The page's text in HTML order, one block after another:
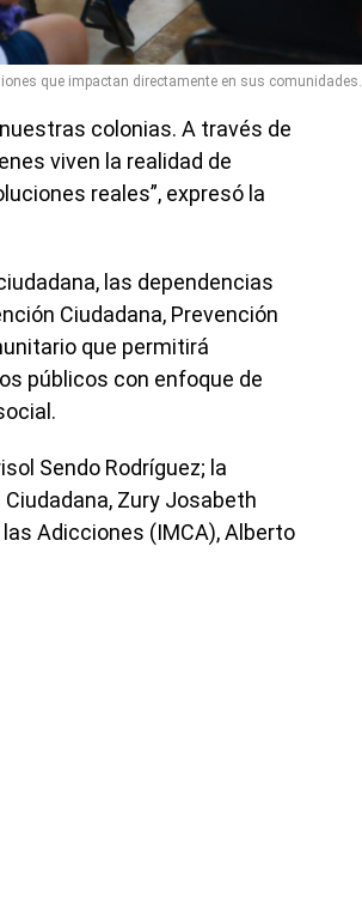
que impactan directamente en sus comunidades.
colonias. A través de
viven la realidad de
reales”, expresó la
las dependencias
Ciudadana, Prevención
que permitirá
públicos con enfoque de
Sendo Rodríguez; la
Zury Josabeth
Adicciones (IMCA), Alberto